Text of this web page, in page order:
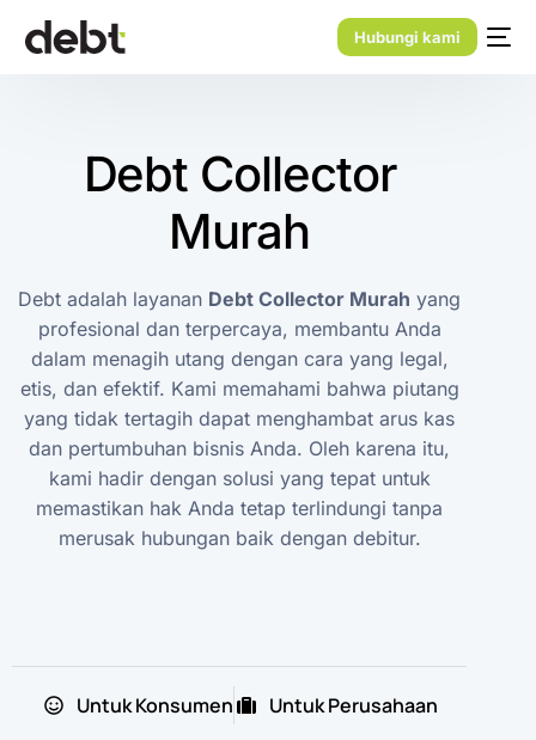
Hubungi kami
Debt Collector
Murah
Debt adalah layanan Debt Collector Murah yang
profesional dan terpercaya, membantu Anda
dalam menagih utang dengan cara yang legal,
etis, dan efektif. Kami memahami bahwa piutang
yang tidak tertagih dapat menghambat arus kas
dan pertumbuhan bisnis Anda. Oleh karena itu,
kami hadir dengan solusi yang tepat untuk
memastikan hak Anda tetap terlindungi tanpa
merusak hubungan baik dengan debitur.
Untuk Konsumen Untuk Perusahaan